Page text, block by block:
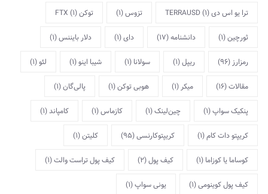
ترا یو اس دی TERRAUSD(1) تزوس(1) توکن FTX(1)
ثورچین(1) دانشنامه(17) دای(1) دلار بایننس(1)
رمزارز (96) ریپل(1) سولانا (1) شیبا اینو(1) لئو(1)
مقالات(16) میکر (1) هوبی توکن(1) پالی‌گان(1)
پنکیک سواپ(1) چین‌لینک(1) کازماس(1) کامپاند(1)
کریپتو دات کام(1) کریپتوکارنسی(95) کلیتن(1)
کوساما یا کوزاما (1) کیف پول(2) کیف پول تراست والت(1)
کیف پول کوینومی(1) یونی سواپ(1)